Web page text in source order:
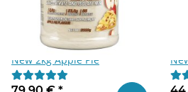
Evolite Nutrition Whey Elite
New 2kg Apple Pie